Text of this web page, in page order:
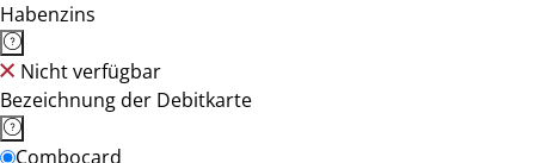
Habenzins
Nicht verfügbar
Bezeichnung der Debitkarte
Combocard